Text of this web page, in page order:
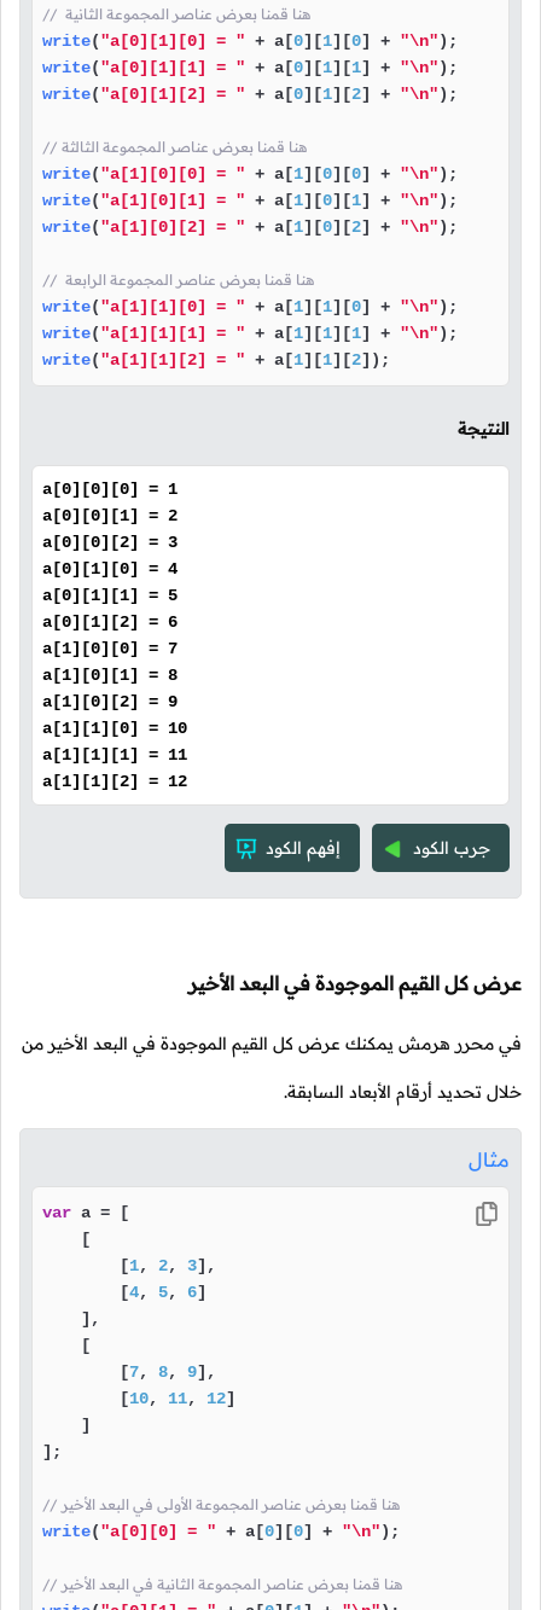
//  هنا قمنا بعرض عناصر المجموعة الثانية
write("a[0][1][0] = " + a[0][1][0] + "\n"
write("a[0][1][1] = " + a[0][1][1] + "\n"
write("a[0][1][2] = " + a[0][1][2] + "\n");
// هنا قمنا بعرض عناصر المجموعة الثالثة
write("a[1][0][0] = " + a[1][0][0] + "\n"
write("a[1][0][1] = " + a[1][0][1] + "\n"
write("a[1][0][2] = " + a[1][0][2] + "\n");
//  هنا قمنا بعرض عناصر المجموعة الرابعة
write("a[1][1][0] = " + a[1][1][0] + "\n"
write("a[1][1][1] = " + a[1][1][1] + "\n"
write("a[1][1][2] = " + a[1][1][2]);
النتيجة
a[0][0][0] = 1
a[0][0][1] = 2
a[0][0][2] = 3
a[0][1][0] = 4
a[0][1][1] = 5
a[0][1][2] = 6
a[1][0][0] = 7
a[1][0][1] = 8
a[1][0][2] = 9
a[1][1][0] = 10
a[1][1][1] = 11
a[1][1][2] = 12
جرب الكود إفهم الكود
عرض كل القيم الموجودة في البعد الأخير
في محرر هرمش يمكنك عرض كل القيم الموجودة في البعد الأخير من
خلال تحديد أرقام الأبعاد السابقة.
مثال
var a = [
    [
        [
1, 2, 3],
        [
4, 5, 6]
    ],
    [
        [
7, 8, 9],
        [
10, 11, 12]
    ]
];
// هنا قمنا بعرض عناصر المجموعة الأولى في البعد الأخير
write("a[0][0] = " + a[0][0] + "\n");
// هنا قمنا بعرض عناصر المجموعة الثانية في البعد الأخير